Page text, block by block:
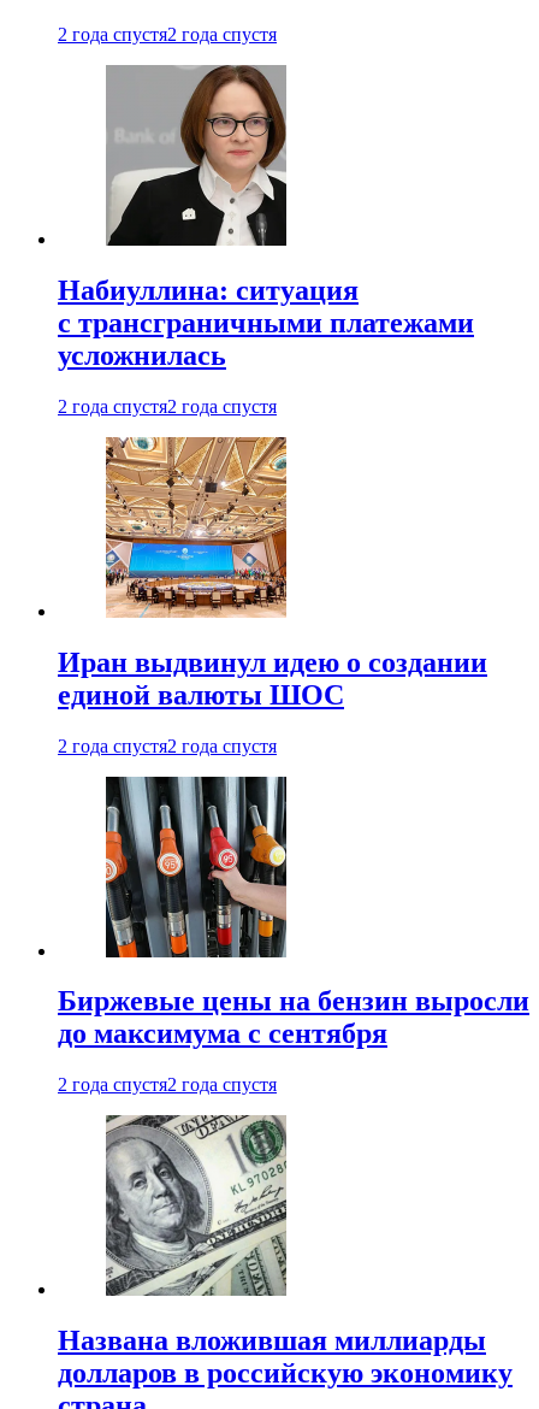
2 года спустя2 года спустя
Набиуллина: ситуация
с трансграничными платежами
усложнилась
2 года спустя2 года спустя
Иран выдвинул идею о создании
единой валюты ШОС
2 года спустя2 года спустя
Биржевые цены на бензин выросли
до максимума с сентября
2 года спустя2 года спустя
Названа вложившая миллиарды
долларов в российскую экономику